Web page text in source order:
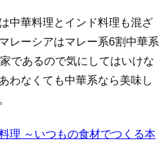
中華料理とインド料理も混ざ
レーシアはマレー系6割中華系
であるので気にしてはいけな
わなくても中華系なら美味し
理 ～いつもの食材でつくる本